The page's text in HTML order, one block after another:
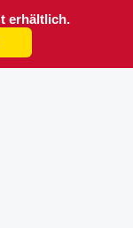
erhältlich.